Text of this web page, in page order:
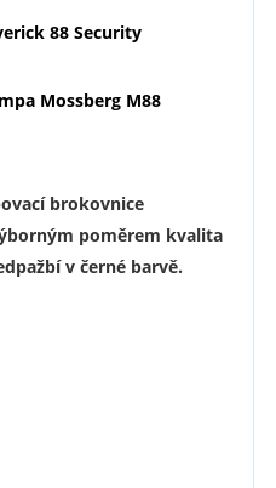
88 Security
Mossberg M88
brokovnice
poměrem kvalita
v černé barvě.